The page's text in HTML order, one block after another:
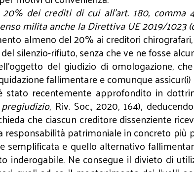
dei crediti di cui all’art. 180, comma
milita anche la Direttiva UE 2019/1023
almeno del 20% ai creditori
silenzio-rifiuto, senza che ve ne fosse
del giudizio di omologazione,
fallimentare e comunque
stato recentemente approfondito in
, Riv. Soc., 2020, 164),
che ciascun creditore dissenziente
patrimoniale in concreto più
semplificata e quello alternativo
inderogabile. Ne consegue il divieto di